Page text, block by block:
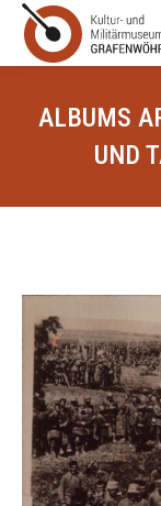
ALBUMS
UND